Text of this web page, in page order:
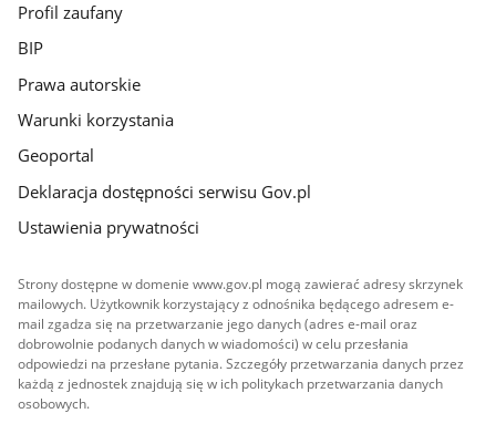
Profil zaufany
BIP
Prawa autorskie
Warunki korzystania
Geoportal
Deklaracja dostępności serwisu Gov.pl
Ustawienia prywatności
Strony dostępne w domenie www.gov.pl mogą zawierać adresy skrzynek
mailowych. Użytkownik korzystający z odnośnika będącego adresem e-
mail zgadza się na przetwarzanie jego danych (adres e-mail oraz
dobrowolnie podanych danych w wiadomości) w celu przesłania
odpowiedzi na przesłane pytania. Szczegóły przetwarzania danych przez
każdą z jednostek znajdują się w ich politykach przetwarzania danych
osobowych.